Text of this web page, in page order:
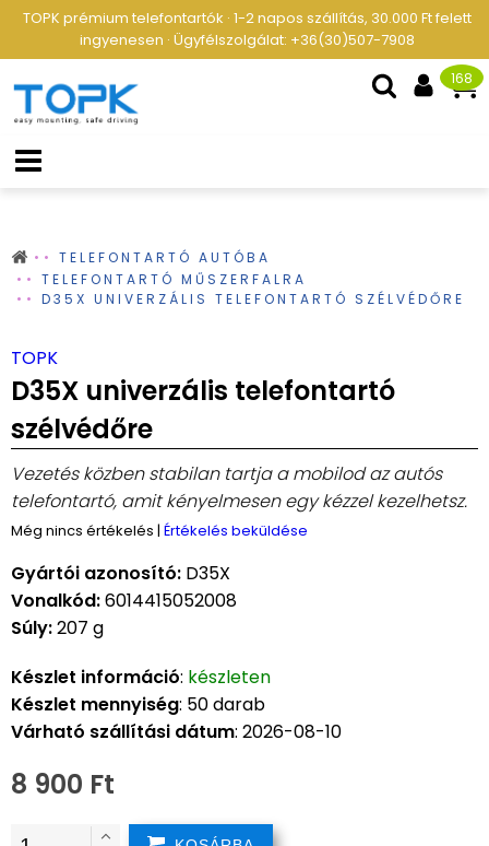
TOPK prémium telefontartók · 1-2 napos szállítás, 30.000 Ft felett
ingyenesen · Ügyfélszolgálat: +36(30)507-7908
168
TELEFONTARTÓ AUTÓBA
TELEFONTARTÓ MŰSZERFALRA
D35X UNIVERZÁLIS TELEFONTARTÓ SZÉLVÉDŐRE
TOPK
D35X univerzális telefontartó
szélvédőre
Vezetés közben stabilan tartja a mobilod az autós
telefontartó, amit kényelmesen egy kézzel kezelhetsz.
Még nincs értékelés | Értékelés beküldése
Gyártói azonosító: D35X
Vonalkód:6014415052008
Súly:207 g
Készlet információ: készleten
Készlet mennyiség: 50 darab
Várható szállítási dátum: 2026-08-10
8 900 Ft